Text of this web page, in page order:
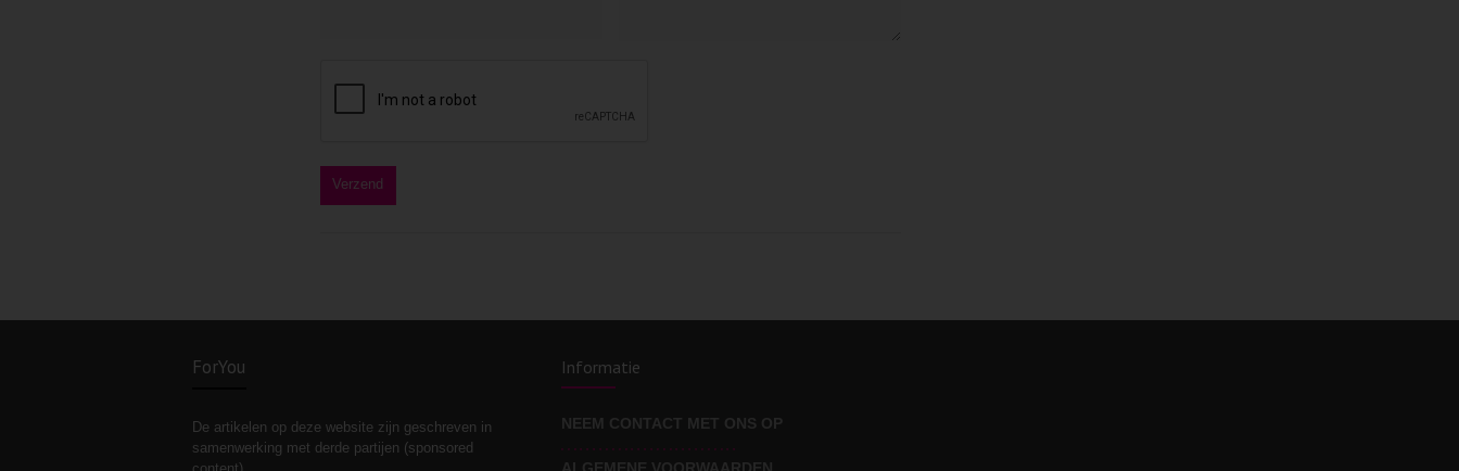
ForYou
De artikelen op deze website zijn geschreven in
samenwerking met derde partijen (sponsored
Informatie
NEEM CONTACT MET ONS OP